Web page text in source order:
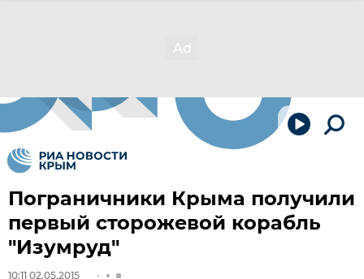
Пограничники Крыма получили
первый сторожевой корабль
"Изумруд"
10:11 02.05.2015